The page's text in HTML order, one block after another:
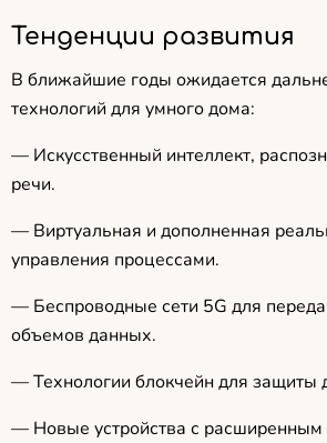
Тенденции развития
В ближайшие годы ожидается
технологий для умного дома:
— Искусственный интеллект,
речи.
— Виртуальная и дополненная
управления процессами.
— Беспроводные сети 5G для
объемов данных.
— Технологии блокчейн для защиты
— Новые устройства с